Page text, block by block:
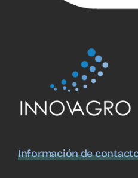
Información de